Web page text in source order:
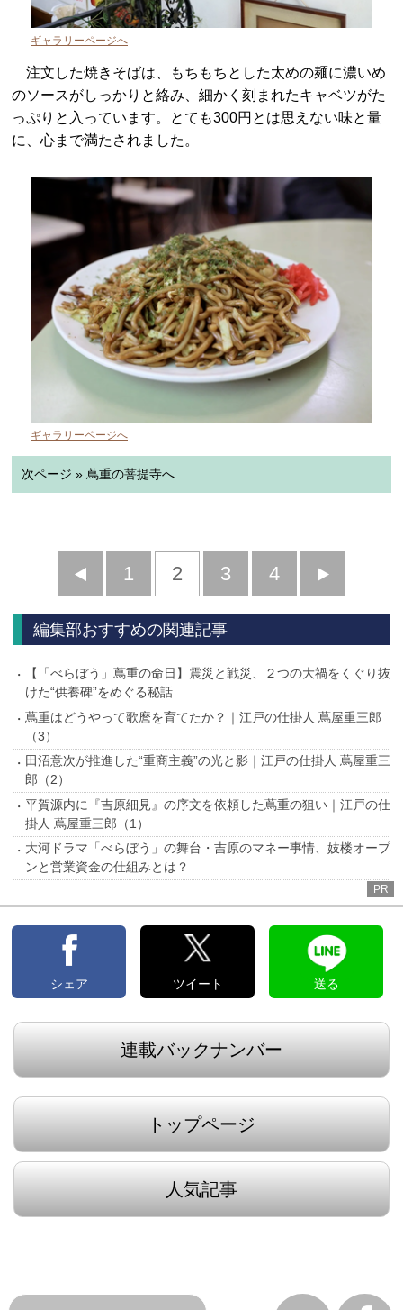
ギャラリーページへ
注文した焼きそばは、もちもちとした太めの麺に濃いめ
のソースがしっかりと絡み、細かく刻まれたキャベツがた
っぷりと入っています。とても300円とは思えない味と量
に、心まで満たされました。
ギャラリーページへ
次ページ » 蔦重の菩提寺へ
前
へ
1 2 3 4
次
へ
編集部おすすめの関連記事
【「べらぼう」蔦重の命日】震災と戦災、２つの大禍をくぐり抜
けた“供養碑”をめぐる秘話
蔦重はどうやって歌麿を育てたか？｜江戸の仕掛人 蔦屋重三郎
（3）
田沼意次が推進した“重商主義”の光と影｜江戸の仕掛人 蔦屋重三
郎（2）
平賀源内に『吉原細見』の序文を依頼した蔦重の狙い｜江戸の仕
掛人 蔦屋重三郎（1）
大河ドラマ「べらぼう」の舞台・吉原のマネー事情、妓楼オープ
ツイート
連載バックナンバー